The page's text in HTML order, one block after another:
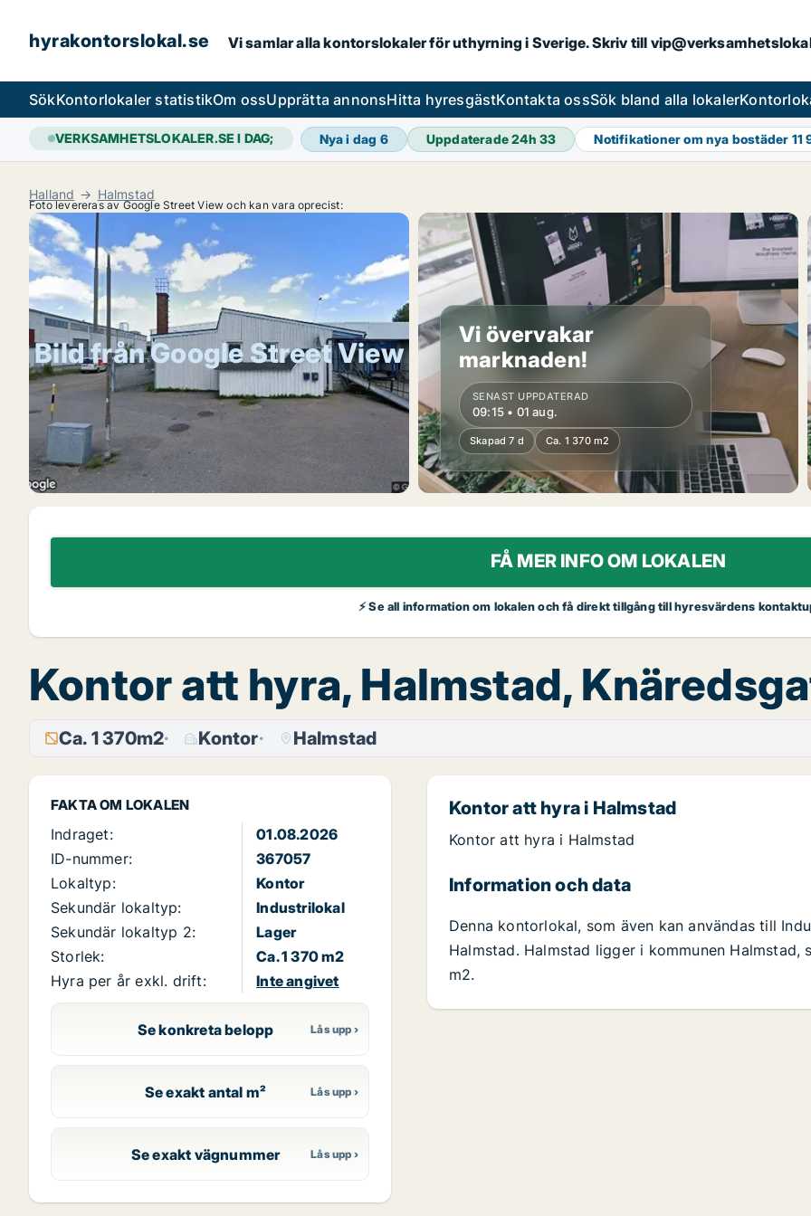
hyrakontorslokal.se Vi samlar alla kontorslokaler för uthyrning i Sverige. Skriv till
SökKontorlokaler statistikOm ossUpprätta annonsHitta hyresgästKontakta ossSök bland alla lokaler
VERKSAMHETSLOKALER.SE I DAG; Nya i dag 6 Uppdaterade 24h33 Notifikationer om nya bostäder 11
Halland Halmstad
Foto levereras av Google Street View och kan vara oprecist:
Bild från Google Street View
Vi övervakar
marknaden!
SENAST UPPDATERAD
09:15 • 01 aug.
Skapad 7 d Ca. 1 370 m2
FÅ MER INFO OM LOKALEN
⚡ Se all information om lokalen och få direkt tillgång till hyresvärdens
Kontor att hyra, Halmstad,
Ca. 1 370m2 Kontor Halmstad
FAKTA OM LOKALEN
Indraget:
01.08.2026
ID-nummer:
367057
Lokaltyp:
Kontor
Sekundär lokaltyp:
Industrilokal
Sekundär lokaltyp 2:
Lager
Storlek:
Ca. 1 370 m2
Hyra per år exkl. drift:
Inte angivet
Se konkreta belopp
Se exakt antal m²
Se exakt vägnummer
Kontor att hyra i Halmstad
Kontor att hyra i Halmstad
Information och data
Denna kontorlokal, som även kan användas till
Halmstad. Halmstad ligger i kommunen
m2.